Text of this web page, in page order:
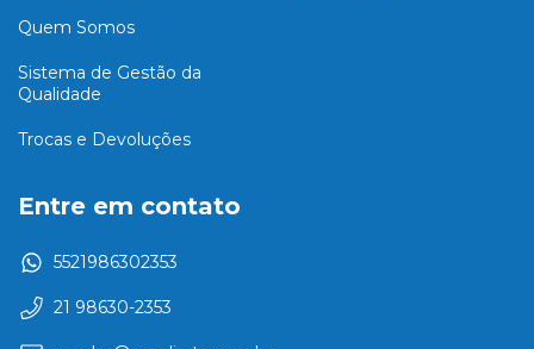
Quem Somos
Sistema de Gestão da
Qualidade
Trocas e Devoluções
Entre em contato
5521986302353
21 98630-2353